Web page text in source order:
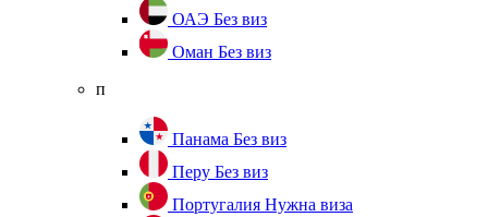
ОАЭ Без виз
Оман Без виз
п
Панама Без виз
Перу Без виз
Португалия Нужна виза